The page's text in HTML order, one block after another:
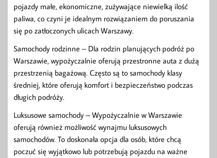
pojazdy małe, ekonomiczne, zużywające niewielką ilość
paliwa, co czyni je idealnym rozwiązaniem do poruszania
się po zatłoczonych ulicach Warszawy.
Samochody rodzinne – Dla rodzin planujących podróż po
Warszawie, wypożyczalnie oferują przestronne auta z dużą
przestrzenią bagażową. Często są to samochody klasy
średniej, które oferują komfort i bezpieczeństwo podczas
długich podróży.
Luksusowe samochody – Wypożyczalnie w Warszawie
oferują również możliwość wynajmu luksusowych
samochodów. To doskonała opcja dla osób, które chcą
poczuć się wyjątkowo lub potrzebują pojazdu na ważne